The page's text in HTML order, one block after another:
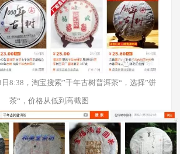
8:38，淘宝搜索”千年古树普洱茶“，选择”饼
茶“，价格从低到高截图